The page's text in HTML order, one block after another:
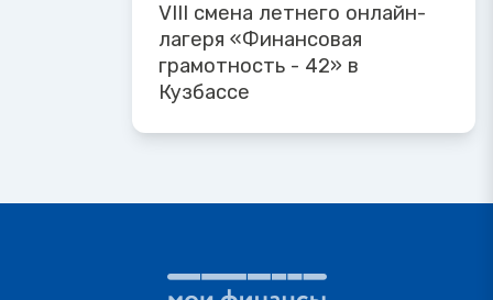
VIII смена летнего онлайн-
лагеря «Финансовая
грамотность - 42» в
Кузбассе